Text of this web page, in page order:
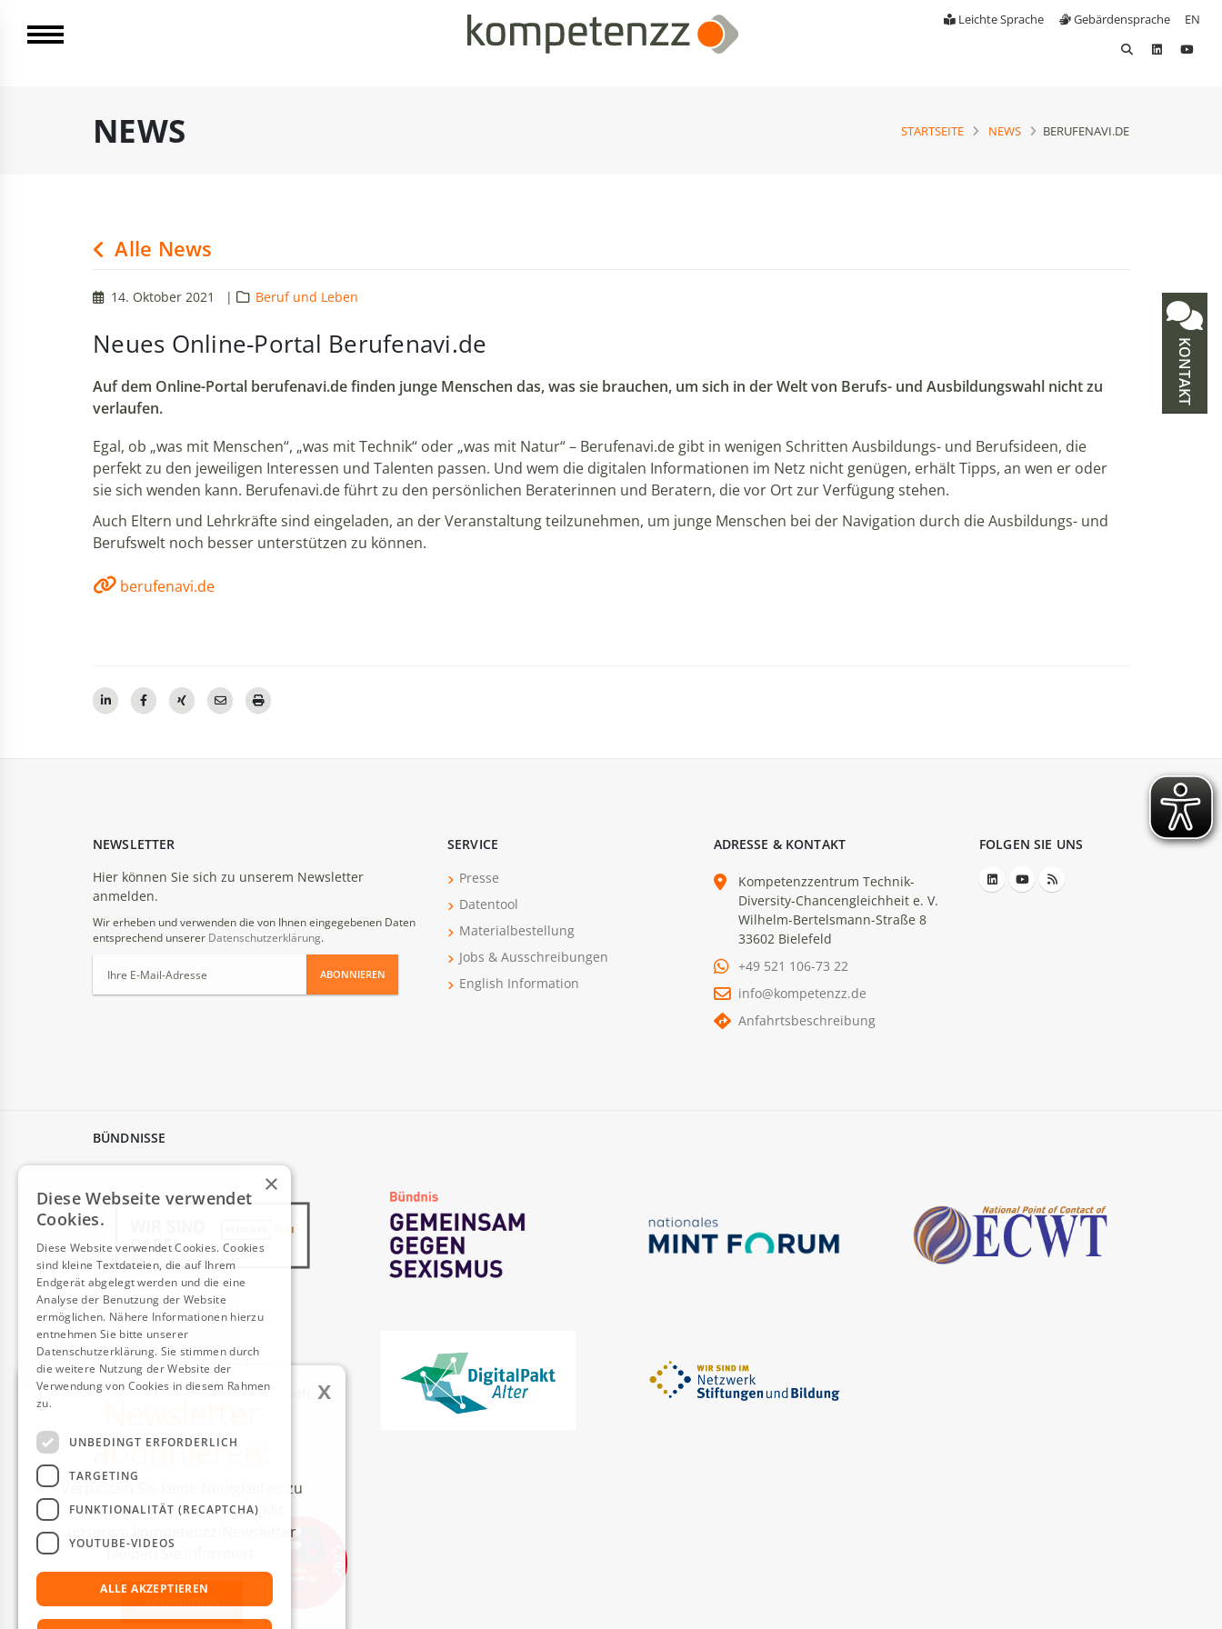
Leichte Sprache Gebärdensprache EN
NEWS STARTSEITE NEWS BERUFENAVI.DE
Alle News
14. Oktober 2021 | Beruf und Leben
Neues Online-Portal Berufenavi.de
Auf dem Online-Portal berufenavi.de finden junge Menschen das, was sie brauchen, um sich in der Welt von Berufs- und Ausbildungswahl nicht zu
verlaufen.
Egal, ob „was mit Menschen“, „was mit Technik“ oder „was mit Natur“ – Berufenavi.de gibt in wenigen Schritten Ausbildungs- und Berufsideen, die
perfekt zu den jeweiligen Interessen und Talenten passen. Und wem die digitalen Informationen im Netz nicht genügen, erhält Tipps, an wen er oder
sie sich wenden kann. Berufenavi.de führt zu den persönlichen Beraterinnen und Beratern, die vor Ort zur Verfügung stehen.
Auch Eltern und Lehrkräfte sind eingeladen, an der Veranstaltung teilzunehmen, um junge Menschen bei der Navigation durch die Ausbildungs- und
Berufswelt noch besser unterstützen zu können.
berufenavi.de
NEWSLETTER
Hier können Sie sich zu unserem Newsletter
anmelden.
Wir erheben und verwenden die von Ihnen eingegebenen Daten
entsprechend unserer Datenschutzerklärung.
ABONNIEREN
SERVICE
Presse
Datentool
Materialbestellung
Jobs & Ausschreibungen
English Information
ADRESSE & KONTAKT
Kompetenzzentrum Technik-
Diversity-Chancengleichheit e. V.
Wilhelm-Bertelsmann-Straße 8
33602 Bielefeld
+49 521 106-73 22
info@kompetenzz.de
Anfahrtsbeschreibung
FOLGEN SIE UNS
BÜNDNISSE
AUSZEICHNUNGEN
abonnieren:
Verpassen Sie keine Neuigkeiten zu
unseren Aktivitäten mehr! Mit
unserem kompetenzz-Newsletter
bleiben Sie informiert.
x
KONTAKT
×
Diese Webseite verwendet
Cookies.
Diese Website verwendet Cookies. Cookies
sind kleine Textdateien, die auf Ihrem
Endgerät abgelegt werden und die eine
Analyse der Benutzung der Website
ermöglichen. Nähere Informationen hierzu
entnehmen Sie bitte unserer
Datenschutzerklärung. Sie stimmen durch
die weitere Nutzung der Website der
Verwendung von Cookies in diesem Rahmen
zu.
UNBEDINGT ERFORDERLICH
TARGETING
FUNKTIONALITÄT (RECAPTCHA)
YOUTUBE-VIDEOS
ALLE AKZEPTIEREN